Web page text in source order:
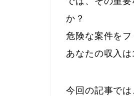
か？
危険な案件を
あなたの収入は
今回の記事で